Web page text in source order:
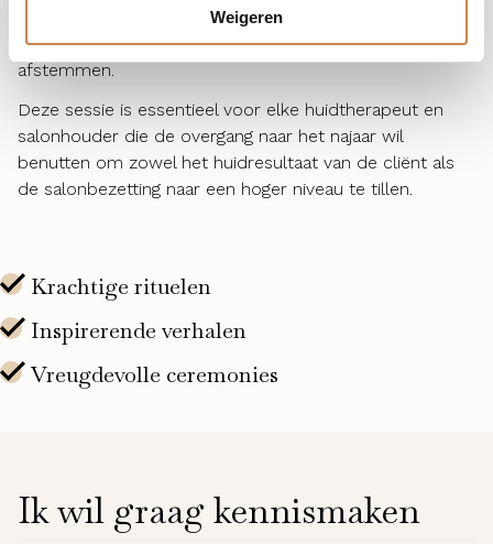
Weigeren
Krijg inzicht in onze consumentencampagnes voor
september, zodat u uw voorraad en planning tijdig kunt
afstemmen.
Deze sessie is essentieel voor elke huidtherapeut en
salonhouder die de overgang naar het najaar wil
benutten om zowel het huidresultaat van de cliënt als
de salonbezetting naar een hoger niveau te tillen.
Ik wil graag kennismaken